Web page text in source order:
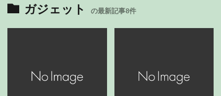
ガジェット の最新記事8件